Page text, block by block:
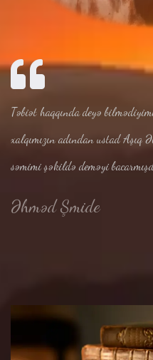
Təbiət haqqında deyə
xalqımızın adından ustad
səmimi şəkildə deməyi
Əhməd Şmide